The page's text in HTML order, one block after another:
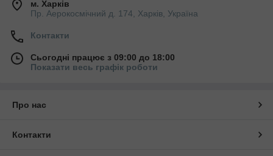
м. Харків
Пр. Аерокосмiчний д. 174, Харків, Україна
Контакти
Сьогодні працює з 09:00 до 18:00
Показати весь графік роботи
Про нас
Контакти